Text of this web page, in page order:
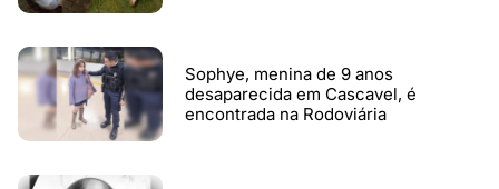
Sophye, menina de 9 anos
desaparecida em Cascavel, é
encontrada na Rodoviária